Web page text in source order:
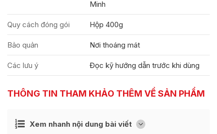
Minh
Quy cách đóng gói Hộp 400g
Bảo quản Nơi thoáng mát
Các lưu ý Đọc kỹ hướng dẫn trước khi dùng
THÔNG TIN THAM KHẢO THÊM VỀ SẢN PHẨM
Xem nhanh nội dung bài viết [
Ẩn